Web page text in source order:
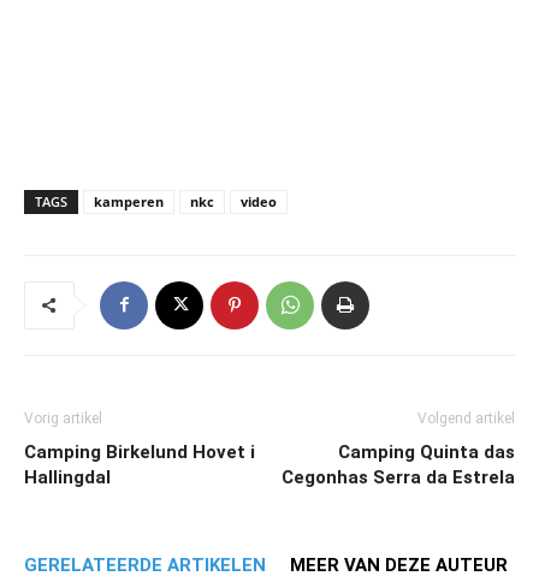
TAGS kamperen nkc video
Vorig artikel
Camping Birkelund Hovet i
Hallingdal
Volgend artikel
Camping Quinta das
Cegonhas Serra da Estrela
GERELATEERDE ARTIKELEN MEER VAN DEZE AUTEUR